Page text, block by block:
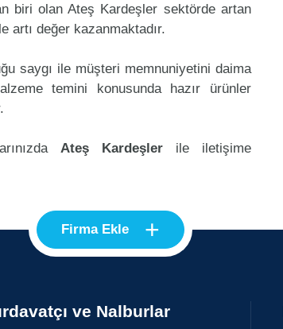
biri olan Ateş Kardeşler sektörde artan
artı değer kazanmaktadır.
saygı ile müşteri memnuniyetini daima
temini konusunda hazır ürünler
Ateş Kardeşlerile iletişime
Firma Ekle +
ve Nalburlar